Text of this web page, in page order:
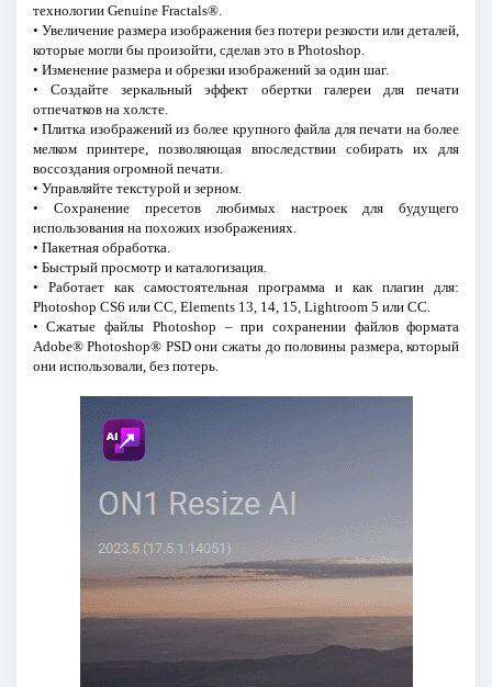
технологии Genuine Fractals®.
• Увеличение размера изображения без потери резкости или деталей,
которые могли бы произойти, сделав это в Photoshop.
• Изменение размера и обрезки изображений за один шаг.
• Создайте зеркальный эффект обертки галереи для печати
отпечатков на холсте.
• Плитка изображений из более крупного файла для печати на более
мелком принтере, позволяющая впоследствии собирать их для
воссоздания огромной печати.
• Управляйте текстурой и зерном.
• Сохранение пресетов любимых настроек для будущего
использования на похожих изображениях.
• Пакетная обработка.
• Быстрый просмотр и каталогизация.
• Работает как самостоятельная программа и как плагин для:
Photoshop CS6 или CC, Elements 13, 14, 15, Lightroom 5 или CC.
• Сжатые файлы Photoshop – при сохранении файлов формата
Adobe® Photoshop® PSD они сжаты до половины размера, который
они использовали, без потерь.